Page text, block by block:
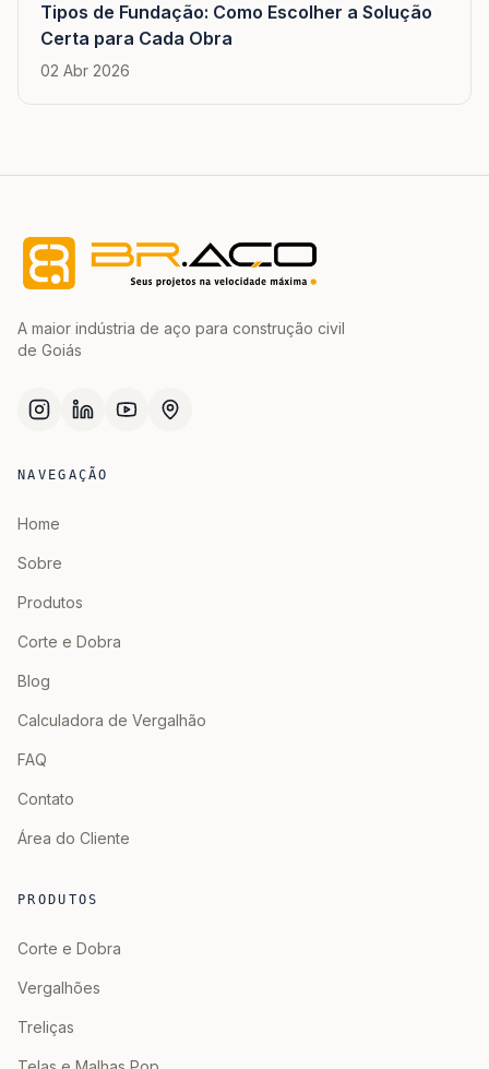
Tipos de Fundação: Como Escolher a Solução
Certa para Cada Obra
02 Abr 2026
A maior indústria de aço para construção civil
de Goiás
NAVEGAÇÃO
Home
Sobre
Produtos
Corte e Dobra
Blog
Calculadora de Vergalhão
FAQ
Contato
Área do Cliente
PRODUTOS
Corte e Dobra
Vergalhões
Treliças